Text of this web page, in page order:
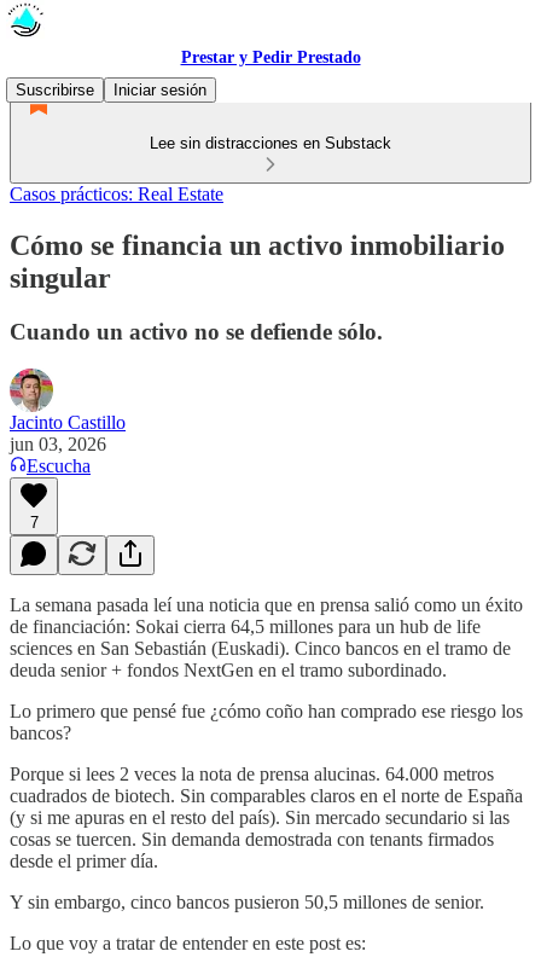
Prestar y Pedir Prestado
Suscribirse
Iniciar sesión
Lee sin distracciones en Substack
Casos prácticos: Real Estate
Cómo se financia un activo inmobiliario
singular
Cuando un activo no se defiende sólo.
Jacinto Castillo
jun 03, 2026
Escucha
7
La semana pasada leí una noticia que en prensa salió como un éxito
de financiación: Sokai cierra 64,5 millones para un hub de life
sciences en San Sebastián (Euskadi). Cinco bancos en el tramo de
deuda senior + fondos NextGen en el tramo subordinado.
Lo primero que pensé fue ¿cómo coño han comprado ese riesgo los
bancos?
Porque si lees 2 veces la nota de prensa alucinas. 64.000 metros
cuadrados de biotech. Sin comparables claros en el norte de España
(y si me apuras en el resto del país). Sin mercado secundario si las
cosas se tuercen. Sin demanda demostrada con tenants firmados
desde el primer día.
Y sin embargo, cinco bancos pusieron 50,5 millones de senior.
Lo que voy a tratar de entender en este post es: